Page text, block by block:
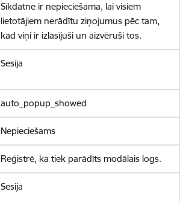
Sīkdatne ir nepieciešama, lai visiem
lietotājiem nerādītu ziņojumus pēc tam,
kad viņi ir izlasījuši un aizvēruši tos.
Sesija
auto_popup_showed
Nepieciešams
Reģistrē, ka tiek parādīts modālais logs.
Sesija